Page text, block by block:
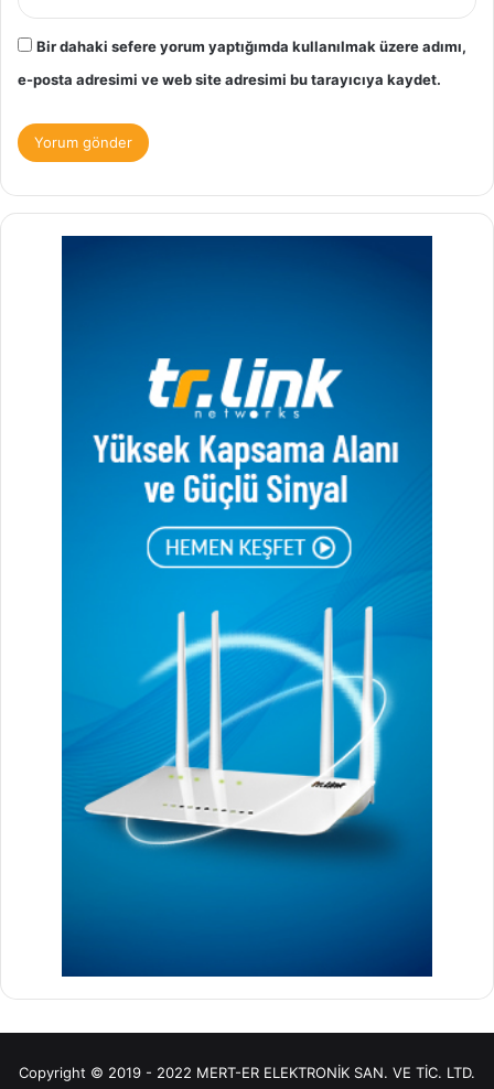
Bir dahaki sefere yorum yaptığımda kullanılmak üzere adımı,
e-posta adresimi ve web site adresimi bu tarayıcıya kaydet.
Copyright © 2019 - 2022 MERT-ER ELEKTRONİK SAN. VE TİC. LTD.